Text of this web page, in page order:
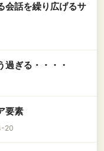
会話を繰り広げるサ
過ぎる・・・・
要素
20